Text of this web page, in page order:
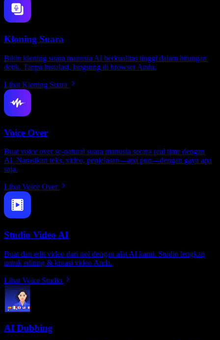
Kloning Suara
Bikin kloning suara manusia AI berkualitas tinggi dalam hitungan
detik. Tanpa instalasi, langsung di browser Anda.
Lihat Kloning Suara
Voice Over
Buat voice over se-natural suara manusia secara real time dengan
AI. Narasikan teks, video, penjelasan—apa pun—dengan gaya apa
saja.
Lihat Voice Over
Studio Video AI
Buat dan edit video dari nol dengan alat AI kami. Studio lengkap
untuk editing & kreasi video Anda.
Lihat Voice Studio
AI Dubbing